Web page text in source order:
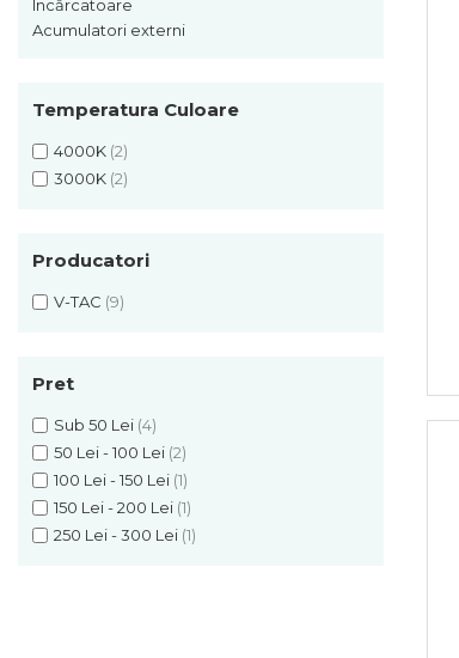
Magnetice
Lămpi de Birou
Încărcatoare
Acumulatori externi
Temperatura Culoare
4000K (2)
3000K (2)
Producatori
V-TAC (9)
Pret
Sub 50 Lei (4)
50 Lei - 100 Lei (2)
100 Lei - 150 Lei (1)
150 Lei - 200 Lei (1)
250 Lei - 300 Lei (1)